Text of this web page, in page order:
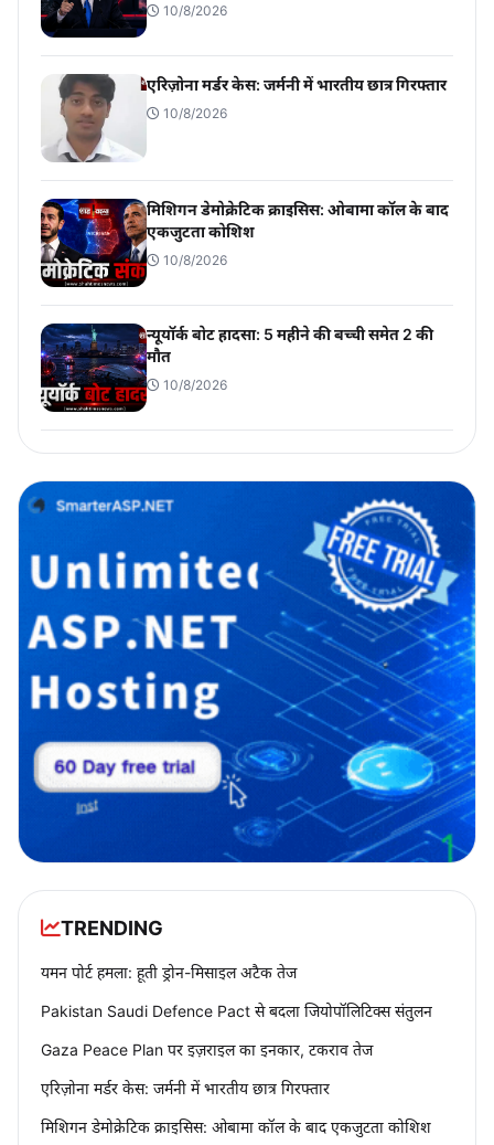
10/8/2026
एरिज़ोना मर्डर केस: जर्मनी में भारतीय छात्र गिरफ्तार
10/8/2026
मिशिगन डेमोक्रेटिक क्राइसिस: ओबामा कॉल के बाद
एकजुटता कोशिश
10/8/2026
न्यूयॉर्क बोट हादसा: 5 महीने की बच्ची समेत 2 की
मौत
10/8/2026
TRENDING
यमन पोर्ट हमला: हूती ड्रोन-मिसाइल अटैक तेज
Pakistan Saudi Defence Pact से बदला जियोपॉलिटिक्स संतुलन
Gaza Peace Plan पर इज़राइल का इनकार, टकराव तेज
एरिज़ोना मर्डर केस: जर्मनी में भारतीय छात्र गिरफ्तार
मिशिगन डेमोक्रेटिक क्राइसिस: ओबामा कॉल के बाद एकजुटता कोशिश